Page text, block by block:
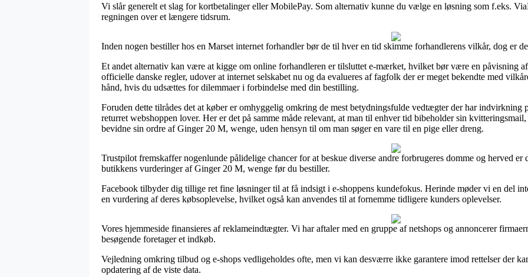
Vi slår generelt et slag for kortbetalinger eller MobilePay. Som alternativ kunne du vælge en løsning som f.eks.
regningen over et længere tidsrum.
Inden nogen bestiller hos en Marset internet forhandler bør de til hver en tid skimme forhandlerens vilkår, dog er
Et andet alternativ kan være at kigge om online forhandleren er tilsluttet e-mærket, hvilket bør være en påvisning
officielle danske regler, udover at internet selskabet nu og da evalueres af fagfolk der er meget bekendte med
hånd, hvis du udsættes for dilemmaer i forbindelse med din bestilling.
Foruden dette tilrådes det at køber er omhyggelig omkring de mest betydningsfulde vedtægter der har indvirkning
returret webshoppen lover. Her er det på samme måde relevant, at man til enhver tid bibeholder sin
bevidne sin ordre af Ginger 20 M, wenge, uden hensyn til om man søger en vare til en pige eller dreng.
Trustpilot fremskaffer nogenlunde pålidelige chancer for at beskue diverse andre forbrugeres domme og herved
butikkens vurderinger af Ginger 20 M, wenge før du bestiller.
Facebook tilbyder dig tillige ret fine løsninger til at få indsigt i e-shoppens kundefokus. Herinde møder vi en del
en vurdering af deres købsoplevelse, hvilket også kan anvendes til at fornemme tidligere kunders oplevelser.
Vores hjemmeside finansieres af reklameindtægter. Vi har aftaler med en gruppe af netshops og annoncerer
besøgende foretager et indkøb.
Vejledning omkring tilbud og e-shops vedligeholdes ofte, men vi kan desværre ikke garantere imod rettelser der
opdatering af de viste data.